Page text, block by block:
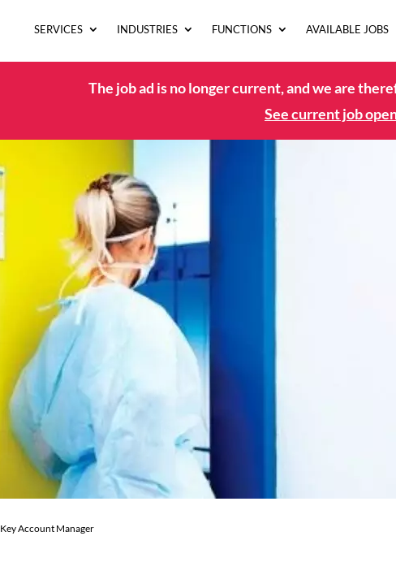
SERVICES INDUSTRIES FUNCTIONS AVAILABLE JOBS
The job ad is no longer current, and we are
See current job
Key Account Manager